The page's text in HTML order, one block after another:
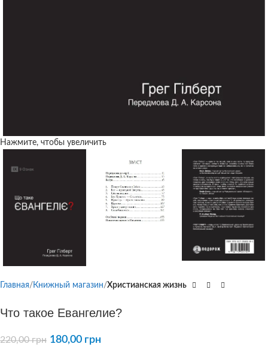
Нажмите, чтобы увеличить
Главная Книжный магазин Христианская жизнь
Что такое Евангелие?
220,00грн 180,00 грн